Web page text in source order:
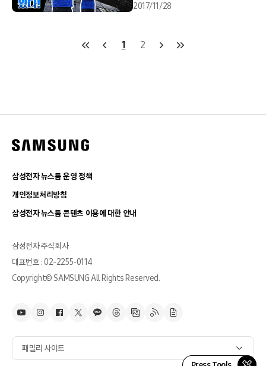
2017/11/28
1 2
삼성전자 뉴스룸 운영 정책
개인정보처리방침
삼성전자 뉴스룸 콘텐츠 이용에 대한 안내
삼성전자 주식회사
대표번호 : 02-2255-0114
Copyright© SAMSUNG All Rights Reserved.
패밀리 사이트